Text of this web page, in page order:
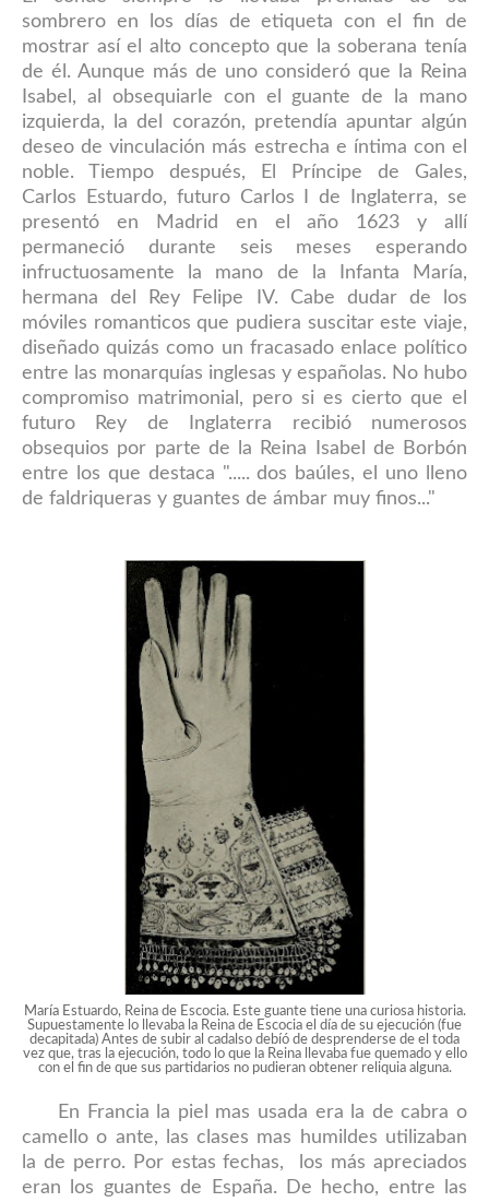
sombrero en los días de etiqueta con el fin de
mostrar así el alto concepto que la soberana tenía
de él. Aunque más de uno consideró que la Reina
Isabel, al obsequiarle con el guante de la mano
izquierda, la del corazón, pretendía apuntar algún
deseo de vinculación más estrecha e íntima con el
noble. Tiempo después, El Príncipe de Gales,
Carlos Estuardo, futuro Carlos I de Inglaterra, se
presentó en Madrid en el año 1623 y allí
permaneció durante seis meses esperando
infructuosamente la mano de la Infanta María,
hermana del Rey Felipe IV. Cabe dudar de los
móviles romanticos que pudiera suscitar este viaje,
diseñado quizás como un fracasado enlace político
entre las monarquías inglesas y españolas. No hubo
compromiso matrimonial, pero si es cierto que el
futuro Rey de Inglaterra recibió numerosos
obsequios por parte de la Reina Isabel de Borbón
entre los que destaca "..... dos baúles, el uno lleno
de faldriqueras y guantes de ámbar muy finos..."
María Estuardo, Reina de Escocia. Este guante tiene una curiosa historia.
Supuestamente lo llevaba la Reina de Escocia el día de su ejecución (fue
decapitada) Antes de subir al cadalso debíó de desprenderse de el toda
vez que, tras la ejecución, todo lo que la Reina llevaba fue quemado y ello
con el fin de que sus partidarios no pudieran obtener reliquia alguna.
En Francia la piel mas usada era la de cabra o
camello o ante, las clases mas humildes utilizaban
la de perro. Por estas fechas, los más apreciados
eran los guantes de España. De hecho, entre las